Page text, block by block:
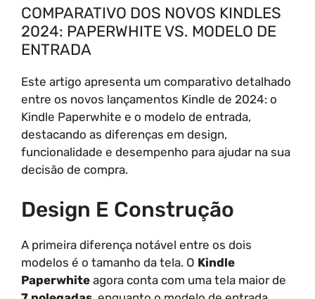
COMPARATIVO DOS NOVOS KINDLES
2024: PAPERWHITE VS. MODELO DE
ENTRADA
Este artigo apresenta um comparativo detalhado
entre os novos lançamentos Kindle de 2024: o
Kindle Paperwhite e o modelo de entrada,
destacando as diferenças em design,
funcionalidade e desempenho para ajudar na sua
decisão de compra.
Design E Construção
A primeira diferença notável entre os dois
modelos é o tamanho da tela. O Kindle
Paperwhite agora conta com uma tela maior de